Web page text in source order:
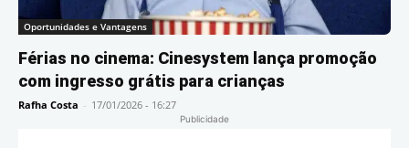
Oportunidades e Vantagens
Férias no cinema: Cinesystem lança promoção
com ingresso grátis para crianças
Rafha Costa - 17/01/2026 - 16:27
Publicidade